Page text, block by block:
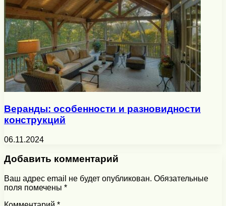
Веранды: особенности и разновидности
конструкций
06.11.2024
Добавить комментарий
Ваш адрес email не будет опубликован. Обязательные
поля помечены *